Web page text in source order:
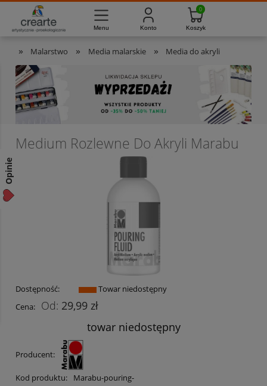
» Malarstwo » Media malarskie » Media do akryli
Medium Rozlewne Do Akryli Marabu
Dostępność:
Towar niedostępny
Cena:
29,99 zł
towar niedostępny
Producent:
Kod produktu:
Marabu-pouring-
Masz pytania? 733-012-789 Pon. - Pt. 8:00 - 16:00
Opinie